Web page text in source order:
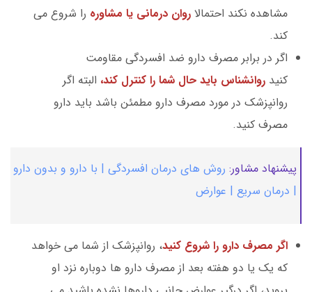
مشاهده نکند احتمالا روان درمانی یا مشاوره را شروع می
کند.
اگر در برابر مصرف دارو ضد افسردگی مقاومت
کنید روانشناس باید حال شما را کنترل کند، البته اگر
روانپزشک در مورد مصرف دارو مطمئن باشد باید دارو
مصرف کنید.
پیشنهاد مشاور: روش های درمان افسردگی | با دارو و بدون دارو
| درمان سریع | عوارض
اگر مصرف دارو را شروع کنید، روانپزشک از شما می خواهد
که یک یا دو هفته بعد از مصرف دارو ها دوباره نزد او